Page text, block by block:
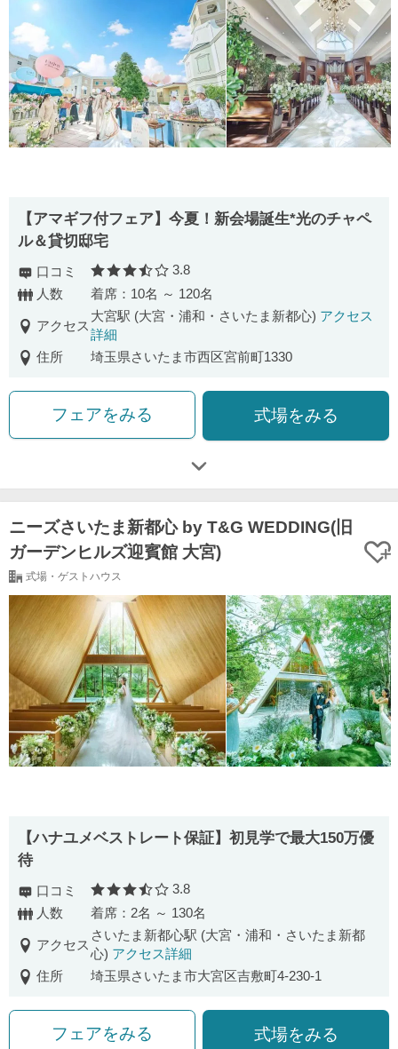
【アマギフ付フェア】今夏！新会場誕生*光のチャペ
ル＆貸切邸宅
口コミ 口コミ評価
3.8
人数
着席：10名 ～ 120名
アクセス
大宮駅 (大宮・浦和・さいたま新都心) アクセス
詳細
住所
埼玉県さいたま市西区宮前町1330
フェアをみる 式場をみる
ニーズさいたま新都心 by T&G WEDDING(旧
ガーデンヒルズ迎賓館 大宮)
式場・ゲストハウス
【ハナユメベストレート保証】初見学で最大150万優
待
口コミ 口コミ評価
3.8
人数
着席：2名 ～ 130名
アクセス
さいたま新都心駅 (大宮・浦和・さいたま新都
心) アクセス詳細
住所
埼玉県さいたま市大宮区吉敷町4-230-1
フェアをみる 式場をみる